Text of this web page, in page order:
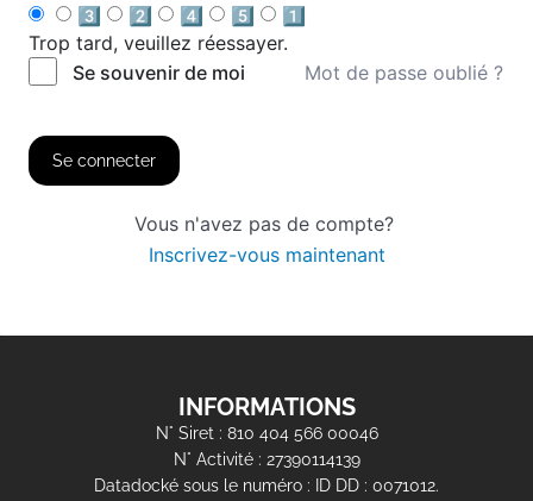
3️⃣
2️⃣ 4️⃣ 5️⃣
1️⃣
Trop tard, veuillez réessayer.
Se souvenir de moi
Mot de passe oublié ?
Se connecter
Vous n'avez pas de compte?
Inscrivez-vous maintenant
INFORMATIONS
N° Siret : 810 404 566 00046
N° Activité : 27390114139
Datadocké sous le numéro : ID DD : 0071012.